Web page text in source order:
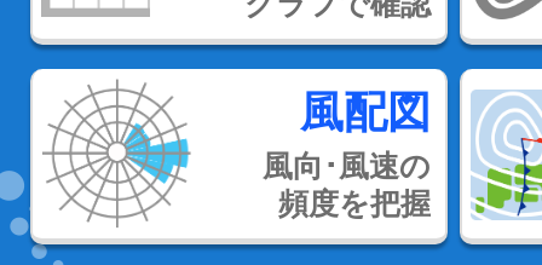
風配図
風向･風速の
頻度を把握